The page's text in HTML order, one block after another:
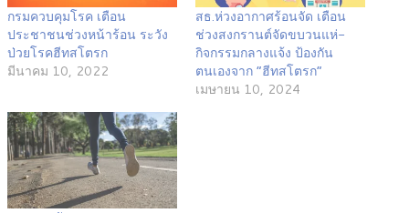
กรมควบคุมโรค เตือน
ประชาชนช่วงหน้าร้อน ระวัง
ป่วยโรคฮีทสโตรก
มีนาคม 10, 2022
สธ.ห่วงอากาศร้อนจัด เตือน
ช่วงสงกรานต์จัดขบวนแห่-
กิจกรรมกลางแจ้ง ป้องกัน
ตนเองจาก “ฮีทสโตรก”
เมษายน 10, 2024